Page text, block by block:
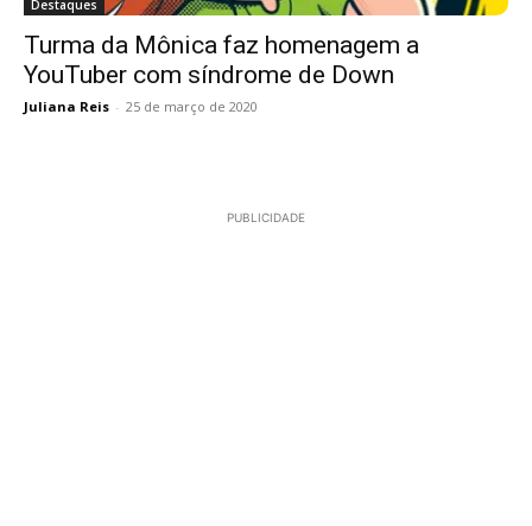
Destaques
Turma da Mônica faz homenagem a
YouTuber com síndrome de Down
Juliana Reis - 25 de março de 2020
PUBLICIDADE